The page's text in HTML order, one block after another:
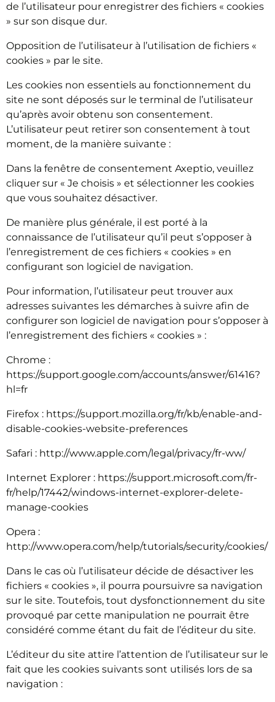
de l’utilisateur pour enregistrer des fichiers « cookies
» sur son disque dur.
Opposition de l’utilisateur à l’utilisation de fichiers «
cookies » par le site.
Les cookies non essentiels au fonctionnement du
site ne sont déposés sur le terminal de l’utilisateur
qu’après avoir obtenu son consentement.
L’utilisateur peut retirer son consentement à tout
moment, de la manière suivante :
Dans la fenêtre de consentement Axeptio, veuillez
cliquer sur « Je choisis » et sélectionner les cookies
que vous souhaitez désactiver.
De manière plus générale, il est porté à la
connaissance de l’utilisateur qu’il peut s’opposer à
l’enregistrement de ces fichiers « cookies » en
configurant son logiciel de navigation.
Pour information, l’utilisateur peut trouver aux
adresses suivantes les démarches à suivre afin de
configurer son logiciel de navigation pour s’opposer à
l’enregistrement des fichiers « cookies » :
Chrome :
https://support.google.com/accounts/answer/61416?
hl=fr
Firefox : https://support.mozilla.org/fr/kb/enable-and-
disable-cookies-website-preferences
Safari : http://www.apple.com/legal/privacy/fr-ww/
Internet Explorer : https://support.microsoft.com/fr-
fr/help/17442/windows-internet-explorer-delete-
manage-cookies
Opera :
http://www.opera.com/help/tutorials/security/cookies/
Dans le cas où l’utilisateur décide de désactiver les
fichiers « cookies », il pourra poursuivre sa navigation
sur le site. Toutefois, tout dysfonctionnement du site
provoqué par cette manipulation ne pourrait être
considéré comme étant du fait de l’éditeur du site.
L’éditeur du site attire l’attention de l’utilisateur sur le
fait que les cookies suivants sont utilisés lors de sa
navigation :